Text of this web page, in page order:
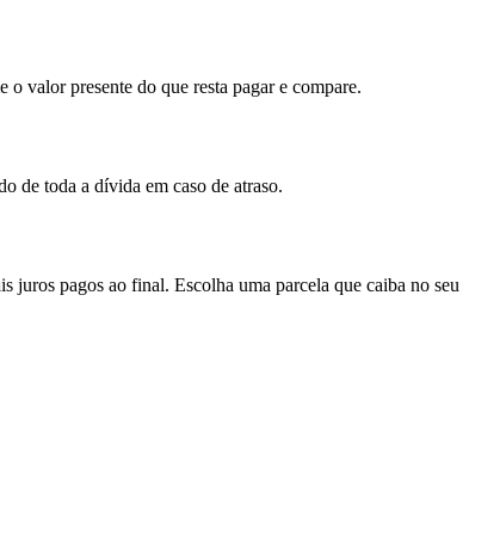
valor presente do que resta pagar e compare.
de toda a dívida em caso de atraso.
juros pagos ao final. Escolha uma parcela que caiba no seu